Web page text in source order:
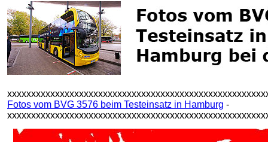
Fotos vom BVG 3576 beim Testeinsatz in Hamburg -